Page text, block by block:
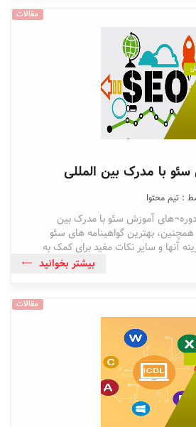
مقالات
با مدرک بین المللی
: تیم محتوا
آموزش سئو با مدرک بین
بهترین گواهینامه‌ های سئو
آنها و سایر نکات مفید برای کمک به
بیشتر بخوانید
مقالات